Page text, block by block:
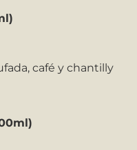
café y chantilly